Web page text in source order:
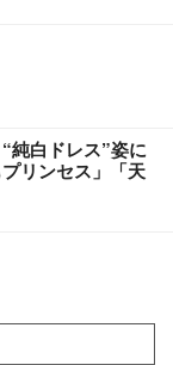
純白ドレス”姿に
リンセス」「天